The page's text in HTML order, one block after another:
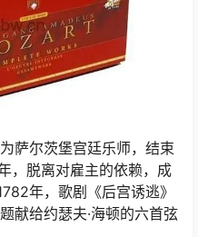
萨尔茨堡宫廷乐师，结束
，脱离对雇主的依赖，成
年，歌剧《后宫诱逃》
献给约瑟夫·海顿的六首弦